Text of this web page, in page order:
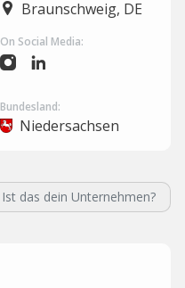
Braunschweig, DE
On Social Media:
Bundesland:
Niedersachsen
Ist das dein Unternehmen?